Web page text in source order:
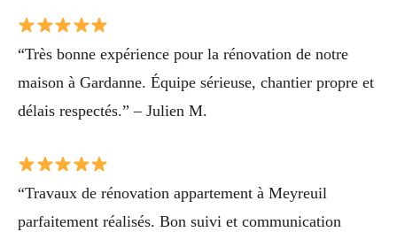
“Très bonne expérience pour la rénovation de notre
maison à Gardanne. Équipe sérieuse, chantier propre et
délais respectés.” – Julien M.
“Travaux de rénovation appartement à Meyreuil
parfaitement réalisés. Bon suivi et communication